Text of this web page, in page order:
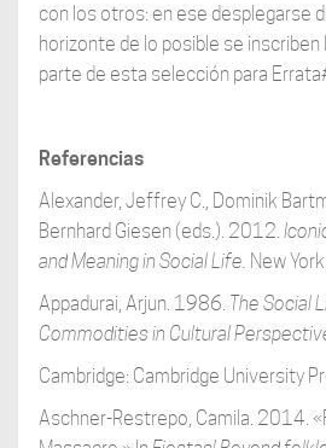
con los otros: en ese desplegarse
horizonte de lo posible se
parte de esta selección para
Referencias
Alexander, Jeffrey C., Dominik
Bernhard Giesen (eds.). 2012.
and Meaning in Social Life. New
Appadurai, Arjun. 1986. The Social
Commodities in Cultural
Cambridge: Cambridge University
Aschner-Restrepo, Camila. 2014.